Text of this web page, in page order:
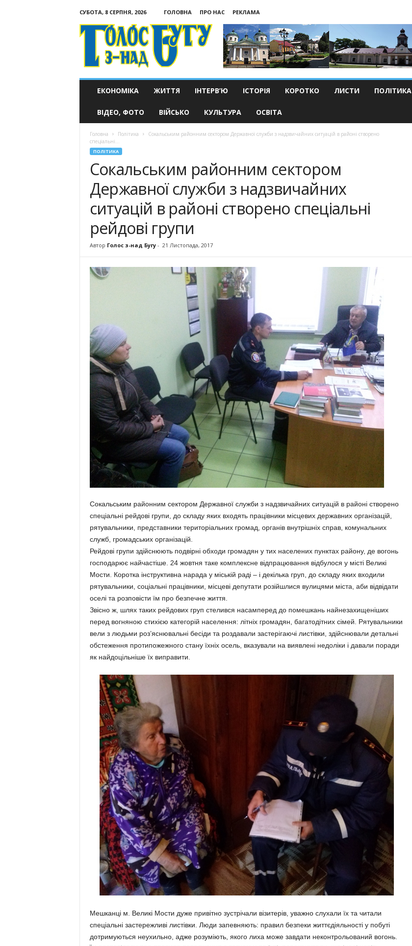
СУБОТА, 8 СЕРПНЯ, 2026 ГОЛОВНА ПРО НАС
РЕКЛАМА
Голос
з-
ЕКОНОМІКА ЖИТТЯ ІНТЕРВ’Ю ІСТОРІЯ КОРОТКО ЛИСТИ ПОЛІТИКА
ВІДЕО, ФОТО ВІЙСЬКО КУЛЬТУРА ОСВІТА
Головна Політика
Сокальським районним сектором Державної служби з надзвичайних ситуацій в районі створено
спеціальні...
ПОЛІТИКА
Сокальським районним сектором
Державної служби з надзвичайних
ситуацій в районі створено спеціальні
рейдові групи
Автор Голос з-над Бугу- 21 Листопада, 2017
Сокальським районним сектором Державної служби з надзвичайних ситуацій в районі створено
спеціальні рейдові групи, до складу яких входять працівники місцевих державних організацій,
рятувальники, представники територіальних громад, органів внутрішніх справ, комунальних
служб, громадських організацій.
Рейдові групи здійснюють подвірні обходи громадян у тих населених пунктах району, де вогонь
господарює найчастіше. 24 жовтня таке комплексне відпрацювання відбулося у місті Великі
Мости. Коротка інструктивна нарада у міській раді – і декілька груп, до складу яких входили
рятувальники, соціальні працівники, місцеві депутати розійшлися вулицями міста, аби відвідати
оселі та розповісти їм про безпечне життя.
Звісно ж, шлях таких рейдових груп стелився насамперед до помешкань найнезахищеніших
перед вогняною стихією категорій населення: літніх громадян, багатодітних сімей. Рятувальники
вели з людьми роз’яснювальні бесіди та роздавали застерігаючі листівки, здійснювали детальні
обстеження протипожежного стану їхніх осель, вказували на виявлені недоліки і давали поради
як найдоцільніше їх виправити.
Мешканці м. Великі Мости дуже привітно зустрічали візитерів, уважно слухали їх та читали
спеціальні застережливі листівки. Люди запевняють: правил безпеки життєдіяльності у побуті
дотримуються неухильно, адже розуміють, якого лиха може завдати неконтрольований вогонь.